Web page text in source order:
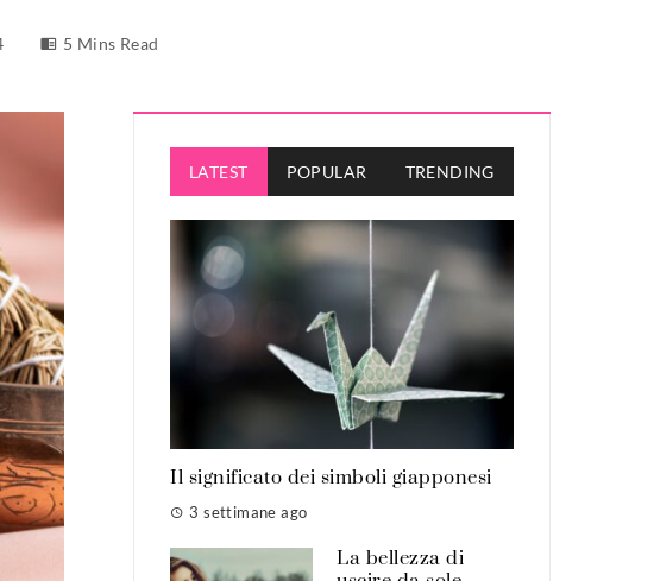
5 Mins Read
LATEST POPULAR TRENDING
Il significato dei simboli giapponesi
3 settimane ago
La bellezza di